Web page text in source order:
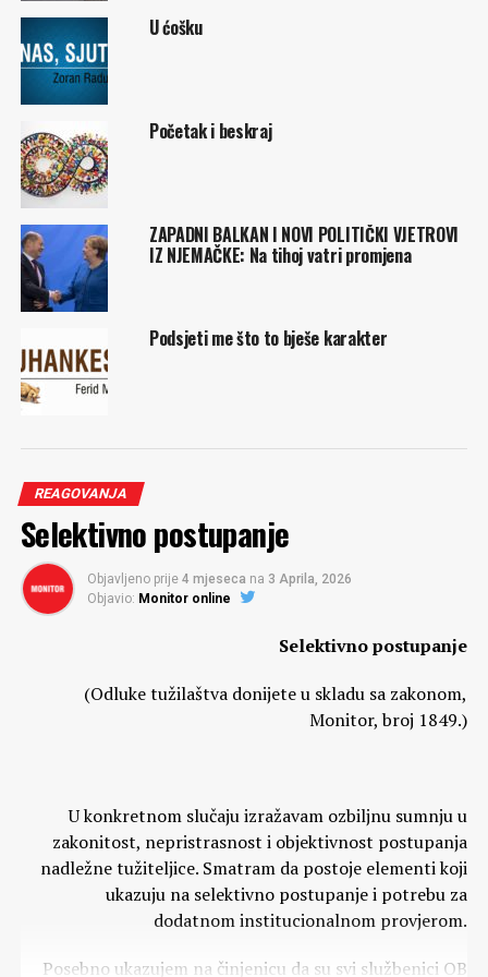
U ćošku
Početak i beskraj
ZAPADNI BALKAN I NOVI POLITIČKI VJETROVI
IZ NJEMAČKE: Na tihoj vatri promjena
Podsjeti me što to bješe karakter
REAGOVANJA
Selektivno postupanje
Objavljeno prije 4 mjeseca na 3 Aprila, 2026
Objavio: Monitor online
Selektivno postupanje
(Odluke tužilaštva donijete u skladu sa zakonom,
Monitor, broj 1849.)
U konkretnom slučaju izražavam ozbiljnu sumnju u
zakonitost, nepristrasnost i objektivnost postupanja
nadležne tužiteljice. Smatram da postoje elementi koji
ukazuju na selektivno postupanje i potrebu za
dodatnom institucionalnom provjerom.
Posebno ukazujem na činjenicu da su svi službenici OB